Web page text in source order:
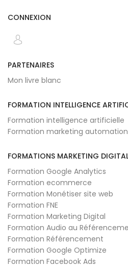
CONNEXION
PARTENAIRES
Mon livre blanc
FORMATION INTELLIGENCE
Formation intelligence artificielle
Formation marketing automation
FORMATIONS MARKETING
Formation Google Analytics
Formation ecommerce
Formation Monétiser site web
Formation FNE
Formation Marketing Digital
Formation Audio au
Formation Référencement
Formation Google Optimize
Formation Facebook Ads